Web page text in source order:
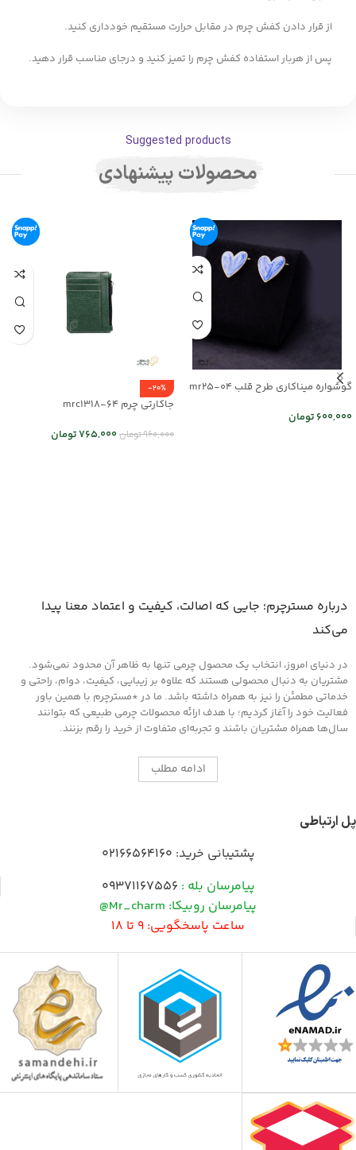
از قرار دادن کفش چرم در مقابل حرارت مستقیم خودداری کنید.
پس از هربار استفاده کفش چرم را تمیز کنید و درجای مناسب قرار دهید.
Suggested products
محصولات پیشنهادی
گوشواره میناکاری طرح قلب mr25-04
600,000 تومان
-20%
جاکارتی چرم mrc1318-64
960,000تومان765,000تومان
درباره مسترچرم؛ جایی که اصالت، کیفیت و اعتماد معنا پیدا
می‌کند
در دنیای امروز، انتخاب یک محصول چرمی تنها به ظاهر آن محدود نمی‌شود.
مشتریان به دنبال محصولی هستند که علاوه بر زیبایی، کیفیت، دوام، راحتی و
خدماتی مطمئن را نیز به همراه داشته باشد. ما در *مسترچرم با همین باور
فعالیت خود را آغاز کردیم؛ با هدف ارائه محصولات چرمی طبیعی که بتوانند
سال‌ها همراه مشتریان باشند و تجربه‌ای متفاوت از خرید را رقم بزنند.
ادامه مطلب
پل ارتباطی
پشتیبانی خرید: 02166564160
پیامرسان بله : 09371167556
پیامرسان روبیکا: Mr_charm@
ساعت پاسخگویی: 9 تا 18